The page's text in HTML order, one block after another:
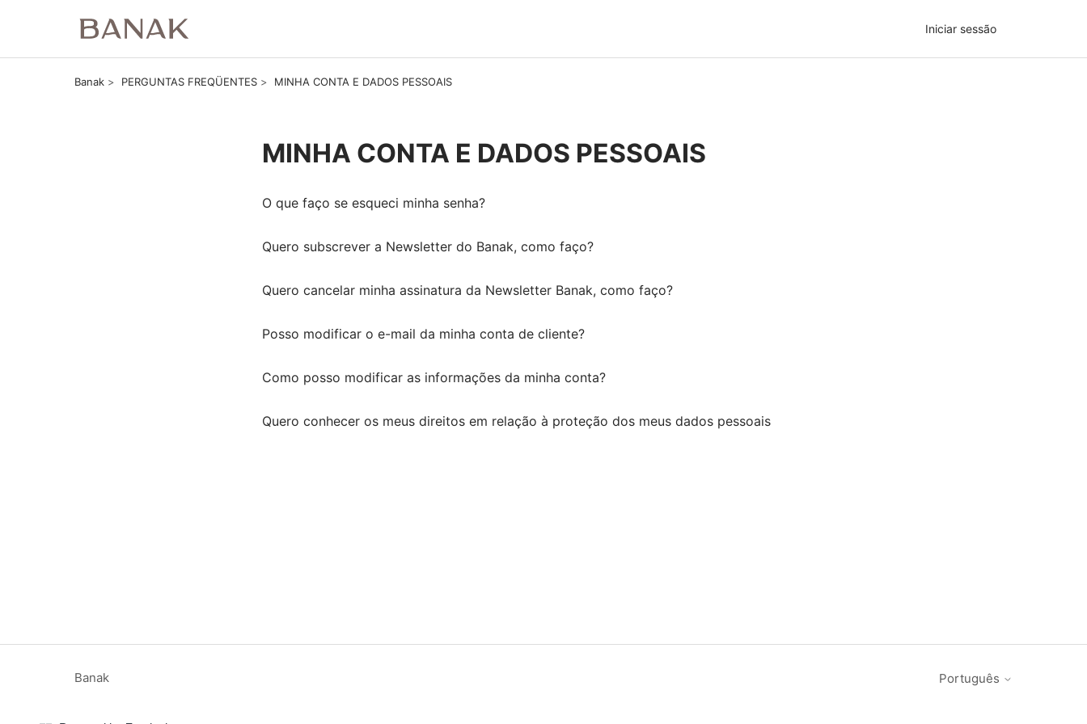
Iniciar sessão
Banak PERGUNTAS FREQÜENTES MINHA CONTA E DADOS PESSOAIS
MINHA CONTA E DADOS PESSOAIS
O que faço se esqueci minha senha?
Quero subscrever a Newsletter do Banak, como faço?
Quero cancelar minha assinatura da Newsletter Banak, como faço?
Posso modificar o e-mail da minha conta de cliente?
Como posso modificar as informações da minha conta?
Quero conhecer os meus direitos em relação à proteção dos meus dados pessoais
Banak Português